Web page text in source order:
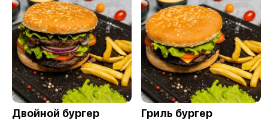
Двойной бургер Гриль бургер